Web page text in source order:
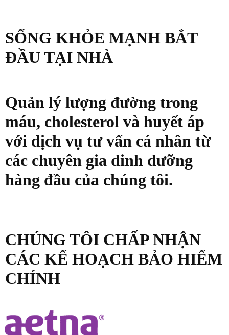
SỐNG KHỎE MẠNH BẮT
ĐẦU TẠI NHÀ
Quản lý lượng đường trong
máu, cholesterol và huyết áp
với dịch vụ tư vấn cá nhân từ
các chuyên gia dinh dưỡng
hàng đầu của chúng tôi.
CHÚNG TÔI CHẤP NHẬN
CÁC KẾ HOẠCH BẢO HIỂM
CHÍNH